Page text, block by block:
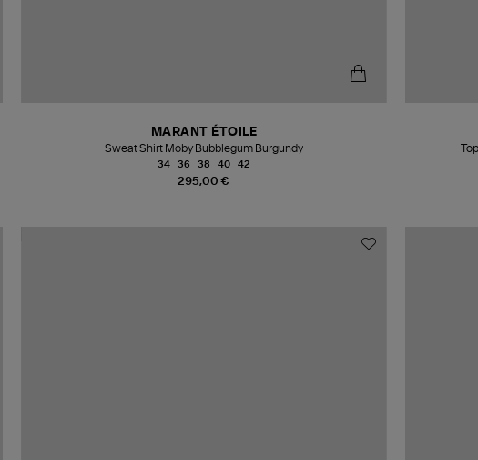
295,00 €
MARANT ÉTOILE
Sweat Shirt Moby Bubblegum Burgundy
34 36 38 40 42